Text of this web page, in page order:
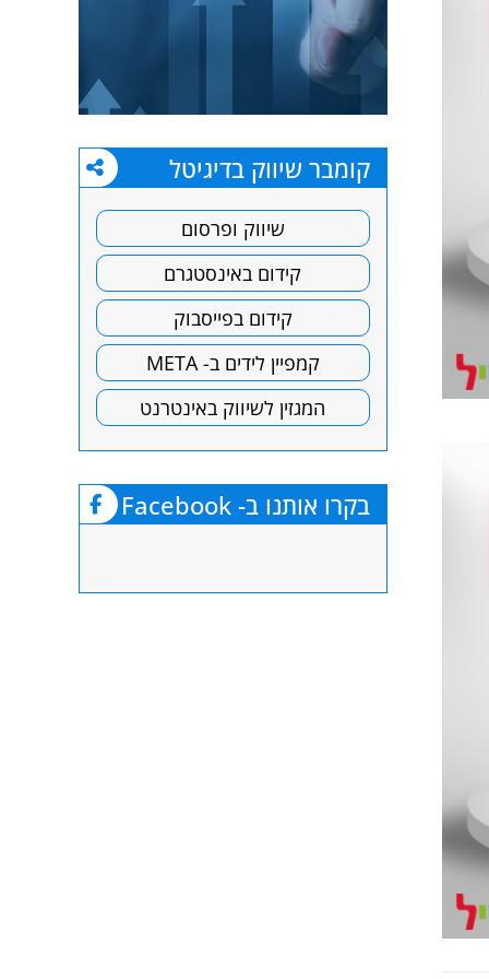
קומבר שיווק בדיגיטל
שיווק ופרסום
קידום באינסטגרם
קידום בפייסבוק
קמפיין לידים ב- META
המגזין לשיווק באינטרנט
בקרו אותנו ב- Facebook